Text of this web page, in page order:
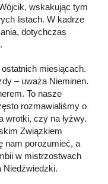
wskakując tym
listach. W kadrze
dotychczas
miesiącach.
– uważa Nieminen.
To nasze
rozmawialiśmy o
wrotki, czy na łyżwy.
Związkiem
nam porozumieć, a
w mistrzostwach
Niedźwiedzki.